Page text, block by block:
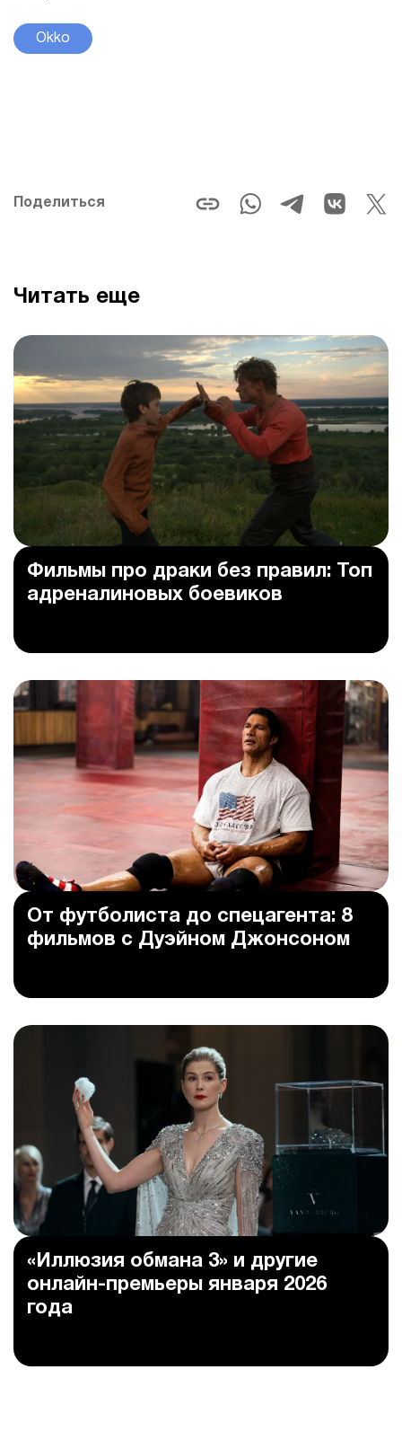
Okko
Поделиться
Читать еще
Фильмы про драки без правил: Топ
адреналиновых боевиков
От футболиста до спецагента: 8
фильмов с Дуэйном Джонсоном
«Иллюзия обмана 3» и другие
онлайн-премьеры января 2026
года